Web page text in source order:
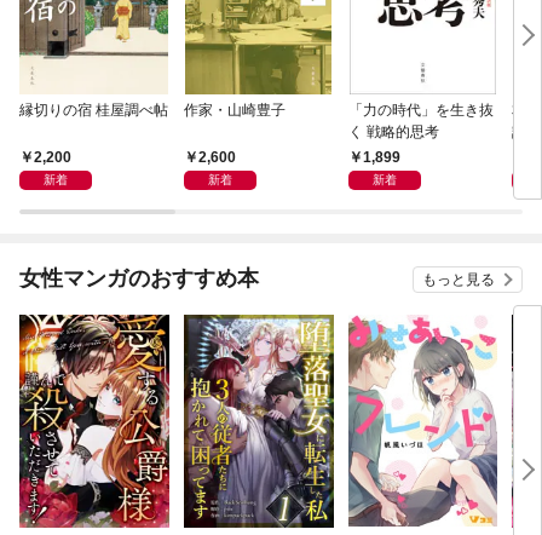
縁切りの宿 桂屋調べ帖
2,200
新着
作家・山崎豊子
2,600
新着
「力の時代」を生き抜
く 戦略的思考
1,899
新着
本
話）
女性マンガのおすすめ本 もっと見る